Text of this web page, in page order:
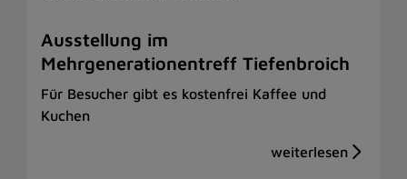
Ausstellung im
Mehrgenerationentreff Tiefenbroich
Für Besucher gibt es kostenfrei Kaffee und
Kuchen